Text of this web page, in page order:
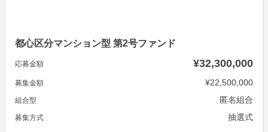
都心区分マンション型 第2号ファンド
応募金額 ¥32,300,000
募集金額 ¥22,500,000
組合型 匿名組合
募集方式 抽選式